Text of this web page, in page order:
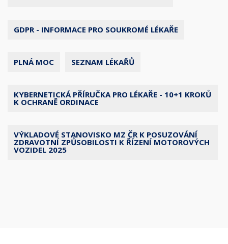
GDPR - INFORMACE PRO SOUKROMÉ LÉKAŘE
PLNÁ MOC SEZNAM LÉKAŘŮ
KYBERNETICKÁ PŘÍRUČKA PRO LÉKAŘE - 10+1 KROKŮ
K OCHRANĚ ORDINACE
VÝKLADOVÉ STANOVISKO MZ ČR K POSUZOVÁNÍ
ZDRAVOTNÍ ZPŮSOBILOSTI K ŘÍZENÍ MOTOROVÝCH
VOZIDEL 2025